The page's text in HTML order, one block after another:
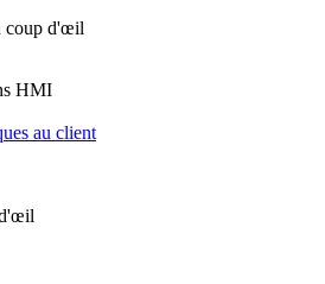
coup d'œil
HMI
au client